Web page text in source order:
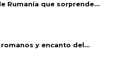
Rumanía que sorprende...
y encanto del...